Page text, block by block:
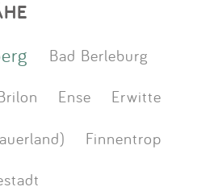
Bad Berleburg
Ense
Erwitte
Finnentrop